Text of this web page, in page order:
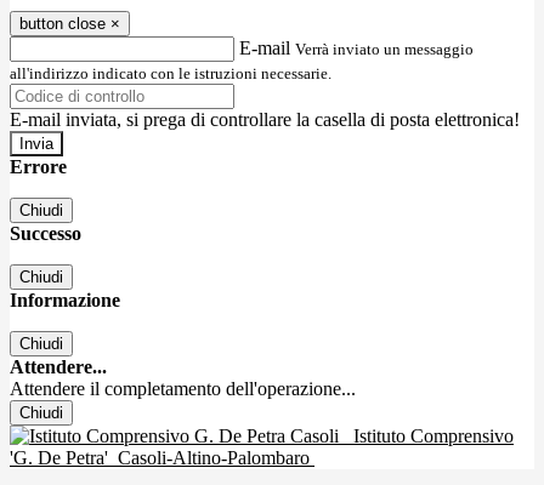
button close ×
E-mail Verrà inviato un messaggio
all'indirizzo indicato con le istruzioni necessarie.
E-mail inviata, si prega di controllare la casella di posta elettronica!
Errore
Chiudi
Successo
Chiudi
Informazione
Chiudi
Attendere...
Attendere il completamento dell'operazione...
Chiudi
Istituto Comprensivo
'G. De Petra' Casoli-Altino-Palombaro